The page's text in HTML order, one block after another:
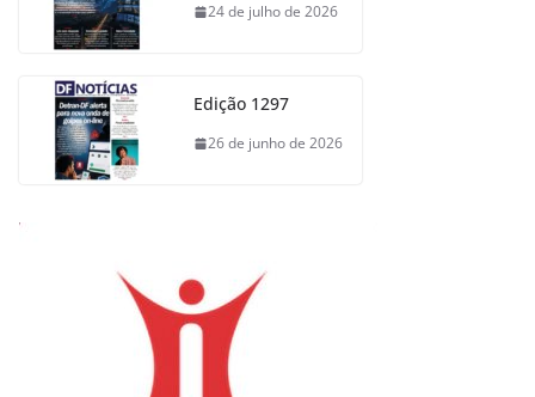
24 de julho de 2026
Edição 1297
26 de junho de 2026